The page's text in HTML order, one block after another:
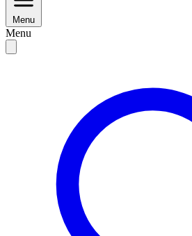
Menu
Menu